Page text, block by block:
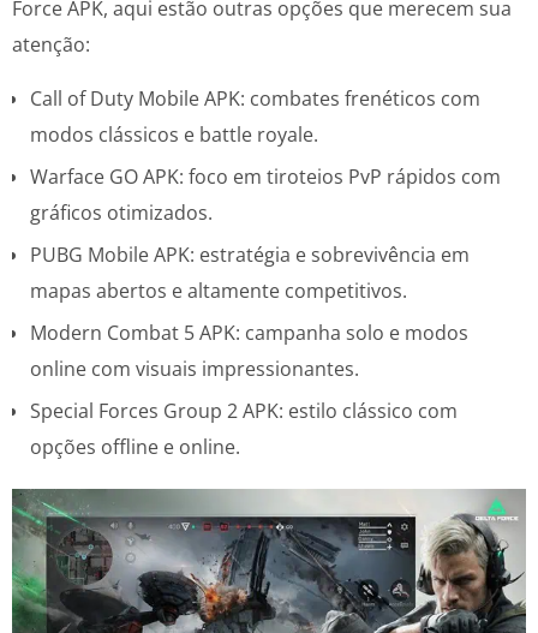
Force APK, aqui estão outras opções que merecem sua
atenção:
Call of Duty Mobile APK: combates frenéticos com
modos clássicos e battle royale.
Warface GO APK: foco em tiroteios PvP rápidos com
gráficos otimizados.
PUBG Mobile APK: estratégia e sobrevivência em
mapas abertos e altamente competitivos.
Modern Combat 5 APK: campanha solo e modos
online com visuais impressionantes.
Special Forces Group 2 APK: estilo clássico com
opções offline e online.